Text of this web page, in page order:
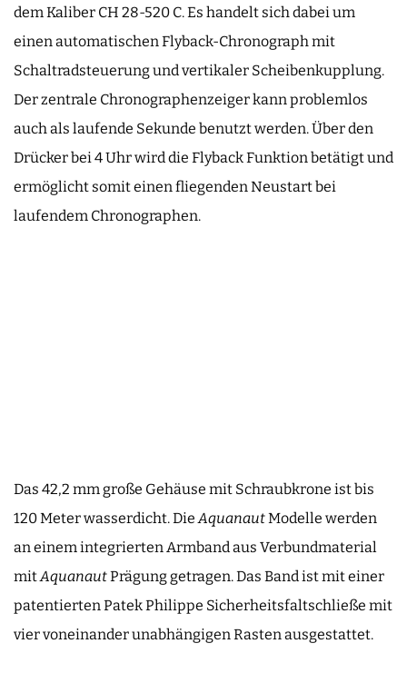
dem Kaliber CH 28-520 C. Es handelt sich dabei um
einen automatischen Flyback-Chronograph mit
Schaltradsteuerung und vertikaler Scheibenkupplung.
Der zentrale Chronographenzeiger kann problemlos
auch als laufende Sekunde benutzt werden. Über den
Drücker bei 4 Uhr wird die Flyback Funktion betätigt und
ermöglicht somit einen fliegenden Neustart bei
laufendem Chronographen.
Das 42,2 mm große Gehäuse mit Schraubkrone ist bis
120 Meter wasserdicht. DieAquanautModelle werden
an einem integrierten Armband aus Verbundmaterial
mitAquanautPrägung getragen. Das Band ist mit einer
patentierten Patek Philippe Sicherheitsfaltschließe mit
vier voneinander unabhängigen Rasten ausgestattet.